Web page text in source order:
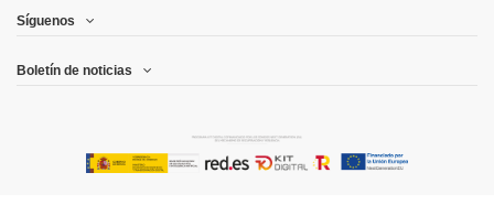
Síguenos
Boletín de noticias